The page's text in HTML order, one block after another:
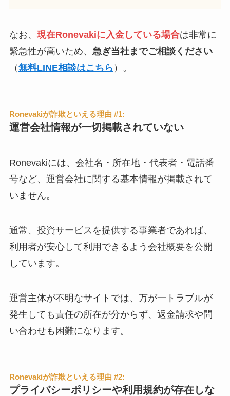
なお、 現在Ronevakiに入金している場合は非常に
緊急性が高いため、 急ぎ当社までご相談ください
（無料LINE相談はこちら ）。
Ronevakiが詐欺といえる理由 #1:
運営会社情報が一切掲載されていない
Ronevakiには、会社名・所在地・代表者・電話番
号など、運営会社に関する基本情報が掲載されて
いません。
通常、投資サービスを提供する事業者であれば、
利用者が安心して利用できるよう会社概要を公開
しています。
運営主体が不明なサイトでは、万が一トラブルが
発生しても責任の所在が分からず、返金請求や問
い合わせも困難になります。
Ronevakiが詐欺といえる理由 #2:
プライバシーポリシーや利用規約が存在しな